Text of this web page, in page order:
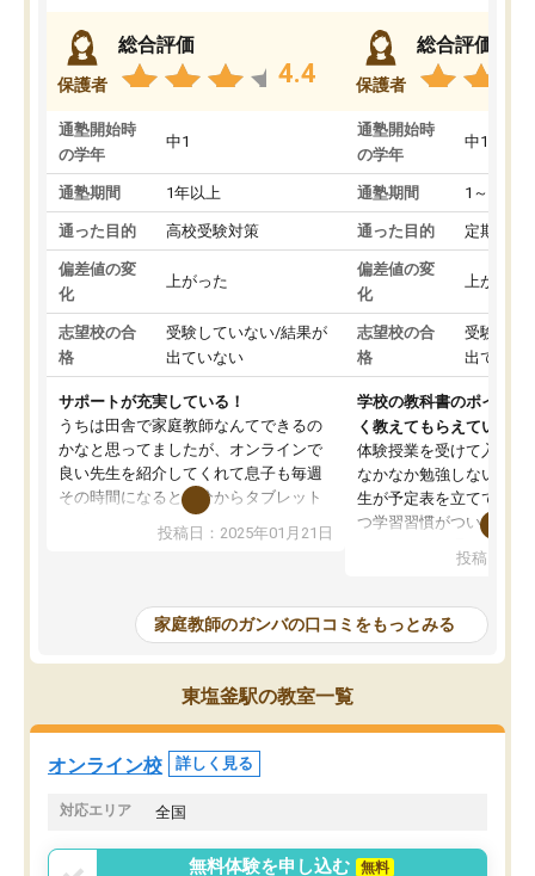
保護者
総合評価
4.4
通塾開始時
の学年
中1
通塾期間 1年以上
通った目的 高校受験対策
偏差値の変
化
上がった
志望校の合
格
受験していない/結果が
出ていない
サポートが充実している！
うちは田舎で家庭教師なんてできるの
かなと思ってましたが、オンラインで
良い先生を紹介してくれて息子も毎週
その時間になると自分からタブレット
を開いてzoomを繋げるようになりまし
た！5科目なんでもOKなのもとても気
めて1年ほどだった今では平均点以上の
科目が増えてきました！あと1年受験ま
であるので無料の週末教室を使用しな
がら頑張って欲しいと思います！
投稿日：2025年01月21日
保護者
総合評価
通塾開始時
の学年
中1
通塾期間 1～3ヵ月
通った目的 定期テス
偏差値の変
化
上がった
志望校の合
格
受験して
出ていな
学校の教科書のポイント
く教えてもらえている
体験授業を受けて入塾し
なかなか勉強しない息子
生が予定表を立ててくれ
つ学習習慣がついてきま
指導が無い日も予定表
問できるのでとても助か
投稿日：
家庭教師のガンバの口コミをもっとみる
東塩釜駅の教室一覧
オンライン校 詳しく見る
対応エリア 全国
無料体験を申し込む
無料